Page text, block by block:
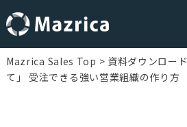
Skip
to
Mazrica Sales Top 資料ダウンロード
て」 受注できる強い営業組織の作り方